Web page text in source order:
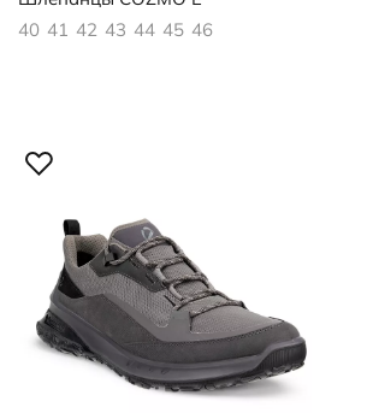
40 41 42 43 44 45 46